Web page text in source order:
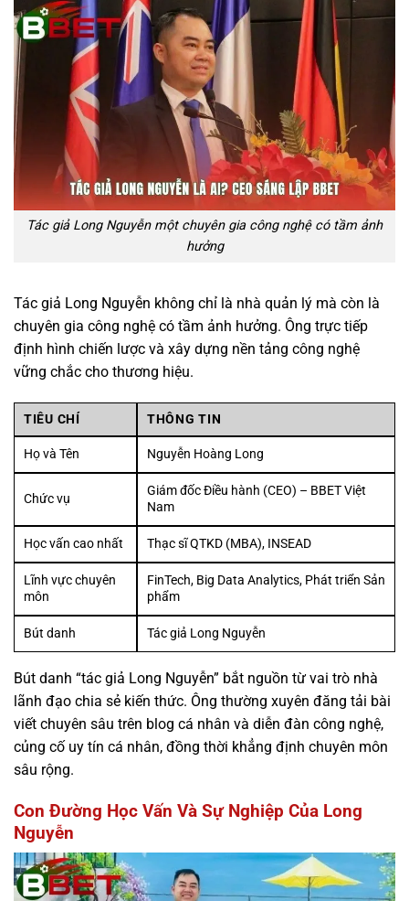
Tác giả Long Nguyễn một chuyên gia công nghệ có tầm ảnh
hưởng
Tác giả Long Nguyễn không chỉ là nhà quản lý mà còn là
chuyên gia công nghệ có tầm ảnh hưởng. Ông trực tiếp
định hình chiến lược và xây dựng nền tảng công nghệ
vững chắc cho thương hiệu.
TIÊU CHÍ THÔNG TIN
Họ và Tên Nguyễn Hoàng Long
Chức vụ
Giám đốc Điều hành (CEO) – BBET Việt
Nam
Học vấn cao nhất Thạc sĩ QTKD (MBA), INSEAD
Lĩnh vực chuyên
môn
FinTech, Big Data Analytics, Phát triển Sản
phẩm
Bút danh Tác giả Long Nguyễn
Bút danh “tác giả Long Nguyễn” bắt nguồn từ vai trò nhà
lãnh đạo chia sẻ kiến thức. Ông thường xuyên đăng tải bài
viết chuyên sâu trên blog cá nhân và diễn đàn công nghệ,
củng cố uy tín cá nhân, đồng thời khẳng định chuyên môn
sâu rộng.
Con Đường Học Vấn Và Sự Nghiệp Của Long
Nguyễn